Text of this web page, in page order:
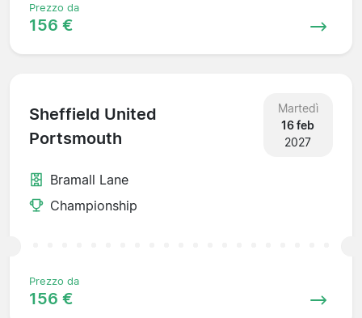
Prezzo da
156 €
Sheffield United
Portsmouth
Martedì
16 feb
2027
Bramall Lane
Championship
Prezzo da
156 €